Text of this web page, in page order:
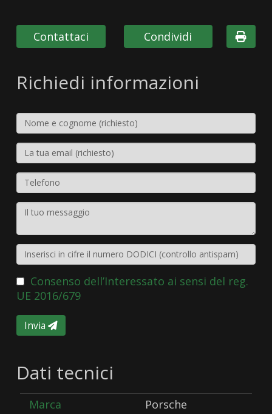
Contattaci Condividi
Richiedi informazioni
Consenso dell’Interessato ai sensi del reg.
UE 2016/679
Invia
Dati tecnici
Marca
Porsche